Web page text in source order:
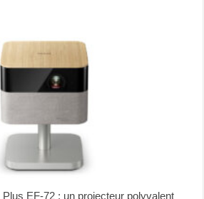
EF-72 : un projecteur polyvalent